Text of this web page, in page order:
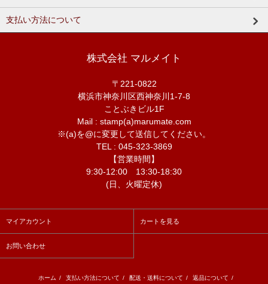
支払い方法について
株式会社 マルメイト
〒221-0822
横浜市神奈川区西神奈川1-7-8
ことぶきビル1F
Mail : stamp(a)marumate.com
※(a)を@に変更して送信してください。
TEL : 045-323-3869
【営業時間】
9:30-12:00 13:30-18:30
(日、火曜定休)
マイアカウント カートを見る
お問い合わせ
ホーム / 支払い方法について / 配送・送料について / 返品について /